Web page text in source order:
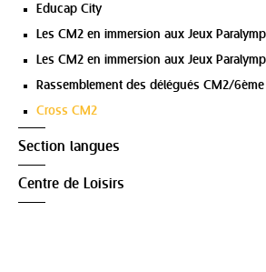
Educap City
Les CM2 en immersion aux Jeux
Les CM2 en immersion aux Jeux
Rassemblement des délégués CM2/
Cross CM2
Section langues
Centre de Loisirs